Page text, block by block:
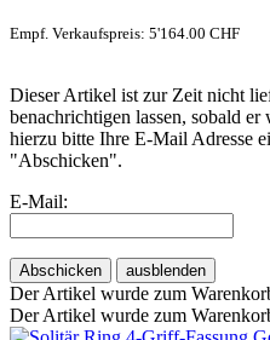
Empf. Verkaufspreis: 5'164.00 CHF
Dieser Artikel ist zur Zeit nicht
benachrichtigen lassen, sobald
hierzu bitte Ihre E-Mail Adresse
"Abschicken".
E-Mail:
Abschicken ausblenden
Der Artikel wurde zum
Der Artikel wurde zum